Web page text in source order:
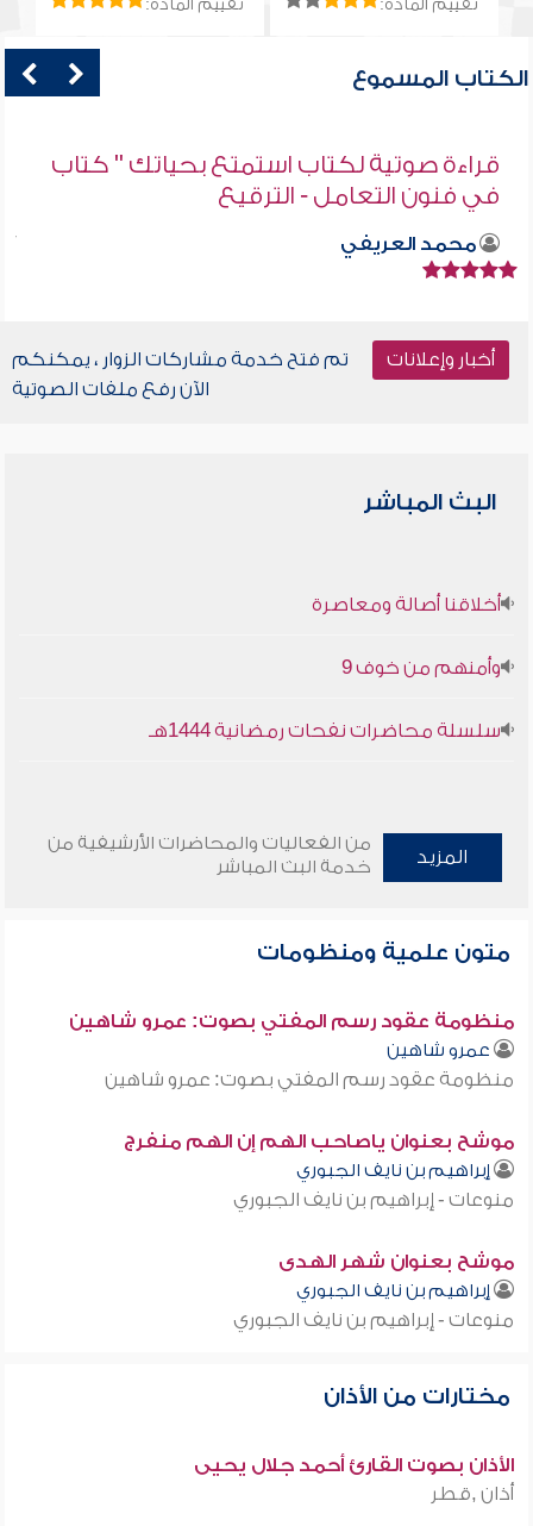
تقييم المادة: تقييم المادة:
الكتاب المسموع
قراءة صوتية لكتاب استمتع بحياتك " كتاب
في فنون التعامل - الترقيع
محمد العريفي
أخبار وإعلانات
تم فتح خدمة مشاركات الزوار ، يمكنكم
الآن رفع ملفات الصوتية
البث المباشر
أخلاقنا أصالة ومعاصرة
وأمنهم من خوف 9
سلسلة محاضرات نفحات رمضانية 1444هـ
المزيد
من الفعاليات والمحاضرات الأرشيفية من
خدمة البث المباشر
متون علمية ومنظومات
منظومة عقود رسم المفتي بصوت: عمرو شاهين
عمرو شاهين
منظومة عقود رسم المفتي بصوت: عمرو شاهين
موشح بعنوان ياصاحب الهم إن الهم منفرج
إبراهيم بن نايف الجبوري
منوعات - إبراهيم بن نايف الجبوري
موشح بعنوان شهر الهدى
إبراهيم بن نايف الجبوري
منوعات - إبراهيم بن نايف الجبوري
مختارات من الأذان
الأذان بصوت القارئ أحمد جلال يحيى
أذان ,قطر